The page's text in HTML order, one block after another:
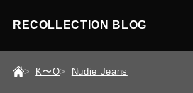
RECOLLECTION BLOG
K〜O Nudie Jeans